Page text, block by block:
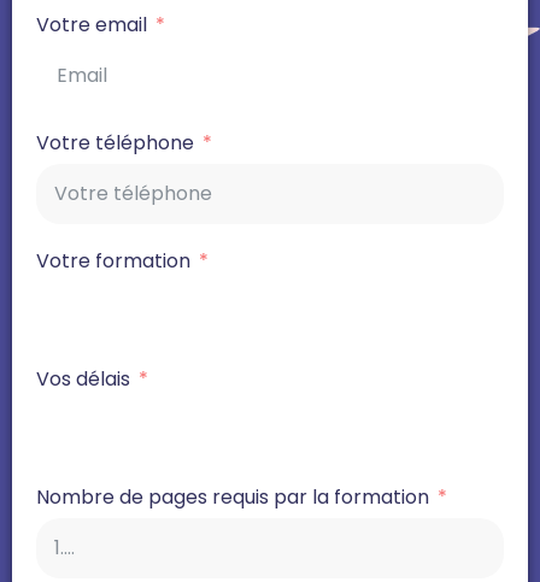
Votre email
Votre téléphone
Votre formation
Vos délais
Nombre de pages requis par la formation